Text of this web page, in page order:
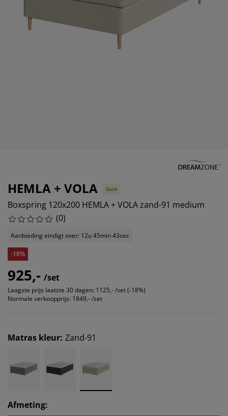
en accessoires
HEMLA + VOLA Gold
Boxspring 120x200 HEMLA + VOLA zand-91 medium
(0)
Aanbieding eindigt over: 12u 45min 43sec
-18%
925,- /set
Laagste prijs laatste 30 dagen: 1125,- /set (-18%)
Normale verkoopprijs: 1849,- /set
Matras kleur: Zand-91
Afmeting: